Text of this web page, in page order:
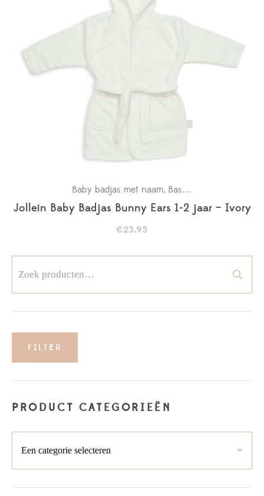
Baby badjas met naam, Basics
Jollein Baby Badjas Bunny Ears 1-2 jaar – Ivory
€23.95
naar:
FILTER
PRODUCT CATEGORIEËN